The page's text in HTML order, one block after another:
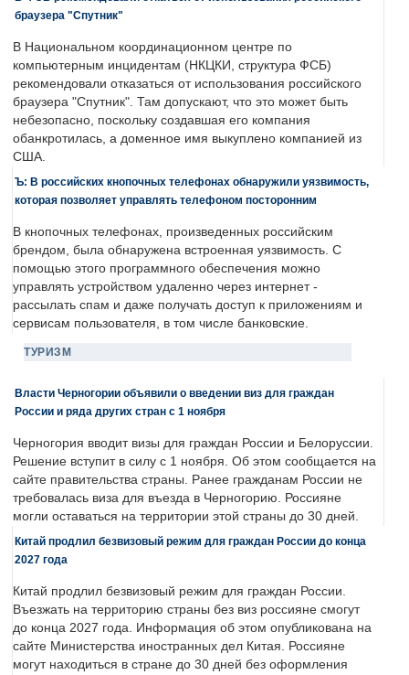
браузера "Спутник"
В Национальном координационном центре по
компьютерным инцидентам (НКЦКИ, структура ФСБ)
рекомендовали отказаться от использования российского
браузера "Спутник". Там допускают, что это может быть
небезопасно, поскольку создавшая его компания
обанкротилась, а доменное имя выкуплено компанией из
США.
Ъ: В российских кнопочных телефонах обнаружили уязвимость,
которая позволяет управлять телефоном посторонним
В кнопочных телефонах, произведенных российским
брендом, была обнаружена встроенная уязвимость. С
помощью этого программного обеспечения можно
управлять устройством удаленно через интернет -
рассылать спам и даже получать доступ к приложениям и
сервисам пользователя, в том числе банковские.
ТУРИЗМ
Власти Черногории объявили о введении виз для граждан
России и ряда других стран с 1 ноября
Черногория вводит визы для граждан России и Белоруссии.
Решение вступит в силу с 1 ноября. Об этом сообщается на
сайте правительства страны. Ранее гражданам России не
требовалась виза для въезда в Черногорию. Россияне
могли оставаться на территории этой страны до 30 дней.
Китай продлил безвизовый режим для граждан России до конца
2027 года
Китай продлил безвизовый режим для граждан России.
Въезжать на территорию страны без виз россияне смогут
до конца 2027 года. Информация об этом опубликована на
сайте Министерства иностранных дел Китая. Россияне
могут находиться в стране до 30 дней без оформления